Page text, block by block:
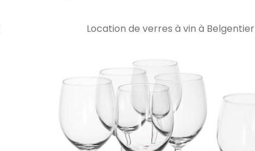
Location de verres à vin à Belgentier